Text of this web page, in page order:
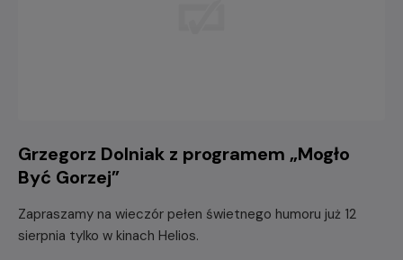
Grzegorz Dolniak z programem „Mogło
Być Gorzej”
Zapraszamy na wieczór pełen świetnego humoru już 12
sierpnia tylko w kinach Helios.